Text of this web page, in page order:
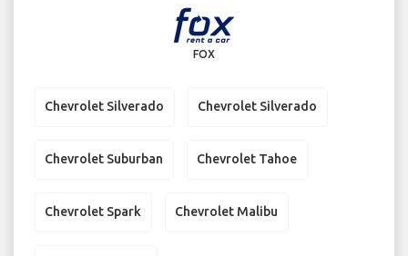
FOX
Chevrolet Silverado Chevrolet Silverado
Chevrolet Suburban Chevrolet Tahoe
Chevrolet Spark Chevrolet Malibu